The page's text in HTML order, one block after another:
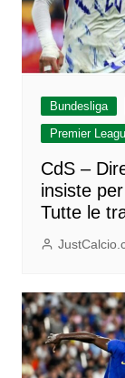
Bundesliga
Premier
CdS –
insiste
Tutte le